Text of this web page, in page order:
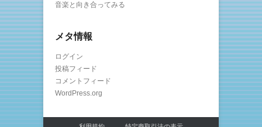
音楽と向き合ってみる
メタ情報
ログイン
投稿フィード
コメントフィード
WordPress.org